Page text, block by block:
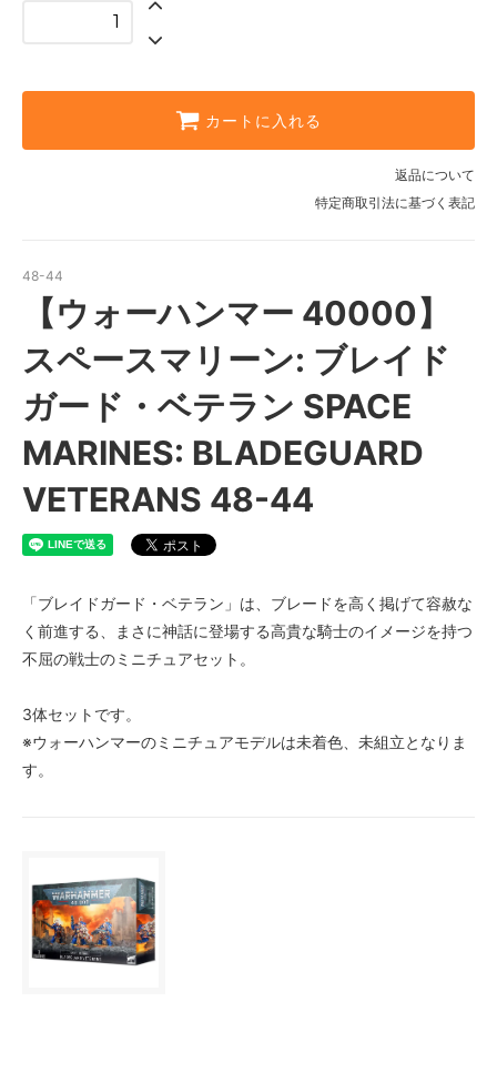
カートに入れる
返品について
特定商取引法に基づく表記
48-44
【ウォーハンマー 40000】
スペースマリーン: ブレイド
ガード・ベテラン SPACE
MARINES: BLADEGUARD
VETERANS 48-44
「ブレイドガード・ベテラン」は、ブレードを高く掲げて容赦な
く前進する、まさに神話に登場する高貴な騎士のイメージを持つ
不屈の戦士のミニチュアセット。
3体セットです。
※ウォーハンマーのミニチュアモデルは未着色、未組立となりま
す。